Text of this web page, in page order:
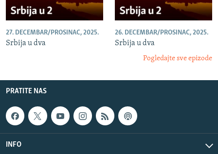
27. DECEMBAR/PROSINAC, 2025.
Srbija u dva
26. DECEMBAR/PROSINAC, 2025.
Srbija u dva
Pogledajte sve epizode
PRATITE NAS
INFO